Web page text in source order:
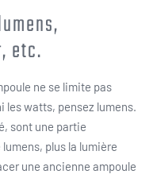
etc.
ne se limite pas
les watts, pensez lumens.
sont une partie
plus la lumière
une ancienne ampoule